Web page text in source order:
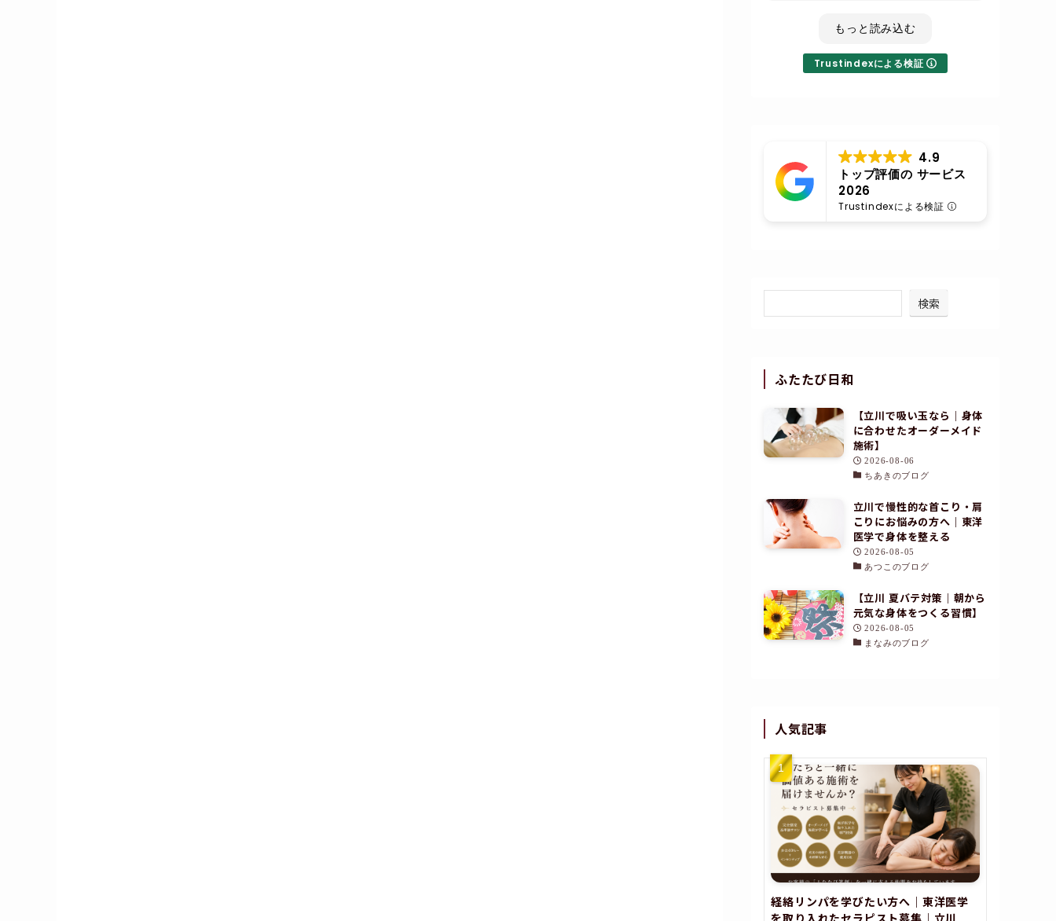
いつも丁寧な施術に対応ありがと
うございますもっと読み込む
Trustindexによる検証
4.9
トップ評価の サービス
2026
Trustindexによる検証
検索
ふたたび日和
【立川で吸い玉なら｜身体
に合わせたオーダーメイド
施術】
2026-08-06
ちあきのブログ
立川で慢性的な首こり・肩
こりにお悩みの方へ｜東洋
医学で身体を整える
2026-08-05
あつこのブログ
【立川 夏バテ対策｜朝から
元気な身体をつくる習慣】
2026-08-05
まなみのブログ
人気記事
経絡リンパを学びたい方へ｜東洋医学
を取り入れたセラピスト募集｜立川